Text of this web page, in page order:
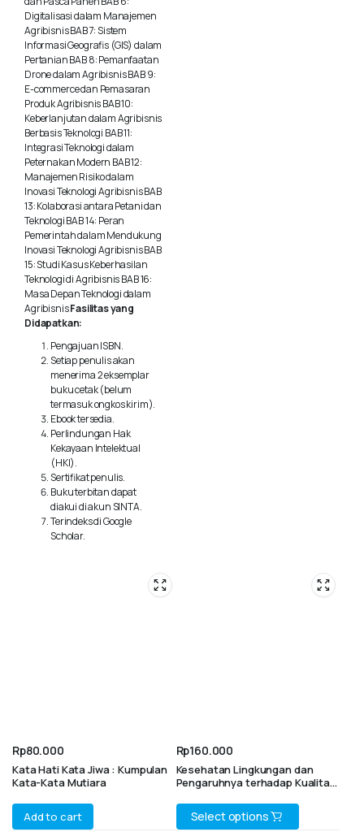
The
options
may
be
chosen
on
the
product
page
Digitalisasi dalam Manajemen
Agribisnis BAB 7: Sistem
Informasi Geografis (GIS) dalam
Pertanian BAB 8: Pemanfaatan
Drone dalam Agribisnis BAB 9:
E-commerce dan Pemasaran
Produk Agribisnis BAB 10:
Keberlanjutan dalam Agribisnis
Berbasis Teknologi BAB 11:
Integrasi Teknologi dalam
Peternakan Modern BAB 12:
Manajemen Risiko dalam
Inovasi Teknologi Agribisnis BAB
13: Kolaborasi antara Petani dan
Teknologi BAB 14: Peran
Pemerintah dalam Mendukung
Inovasi Teknologi Agribisnis BAB
15: Studi Kasus Keberhasilan
Teknologi di Agribisnis BAB 16:
Masa Depan Teknologi dalam
AgribisnisFasilitas yang
Didapatkan:
Pengajuan ISBN.
Setiap penulis akan
menerima 2 eksemplar
buku cetak (belum
termasuk ongkos kirim).
Ebook tersedia.
Perlindungan Hak
Kekayaan Intelektual
(HKI).
Sertifikat penulis.
Buku terbitan dapat
diakui di akun SINTA.
Terindeks di Google
Scholar.
Rp80.000
Kata Hati Kata Jiwa : Kumpulan
Kata-Kata Mutiara
Add to cart
Rp160.000
Kesehatan Lingkungan dan
Pengaruhnya terhadap Kualitas
Select options
This